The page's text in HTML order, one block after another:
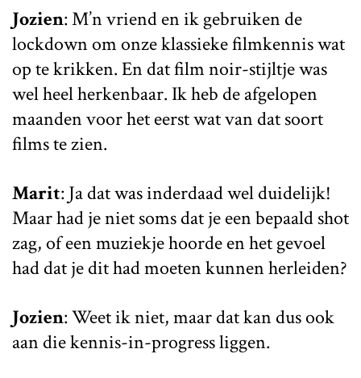
Jozien: M’n vriend en ik gebruiken de
lockdown om onze klassieke filmkennis wat
op te krikken. En dat film noir-stijltje was
wel heel herkenbaar. Ik heb de afgelopen
maanden voor het eerst wat van dat soort
films te zien.
Marit: Ja dat was inderdaad wel duidelijk!
Maar had je niet soms dat je een bepaald shot
zag, of een muziekje hoorde en het gevoel
had dat je dit had moeten kunnen herleiden?
Jozien: Weet ik niet, maar dat kan dus ook
aan die kennis-in-progress liggen.